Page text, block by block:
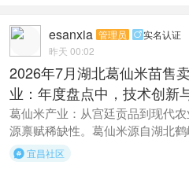
esanxia 管理员 实名认证
昨天 00:02
2026年7月湖北葛仙米苗售
业：年度盘点中，技术创新
葛仙米产业：从宫廷贡品到现代
源禀赋稀缺性。葛仙米源自湖北
宜昌社区